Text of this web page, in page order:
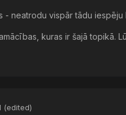
- neatrodu vispār tādu iespēju
kuras ir šajā topikā.
(edited)